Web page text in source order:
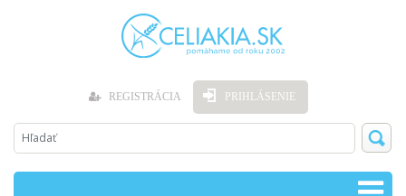
REGISTRÁCIA PRIHLÁSENIE